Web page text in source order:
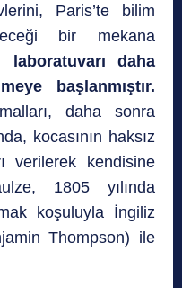
Paris’te bilim
bir mekana
laboratuvarı daha
başlanmıştır.
daha sonra
kocasının haksız
verilerek kendisine
1805 yılında
koşuluyla İngiliz
Thompson) ile